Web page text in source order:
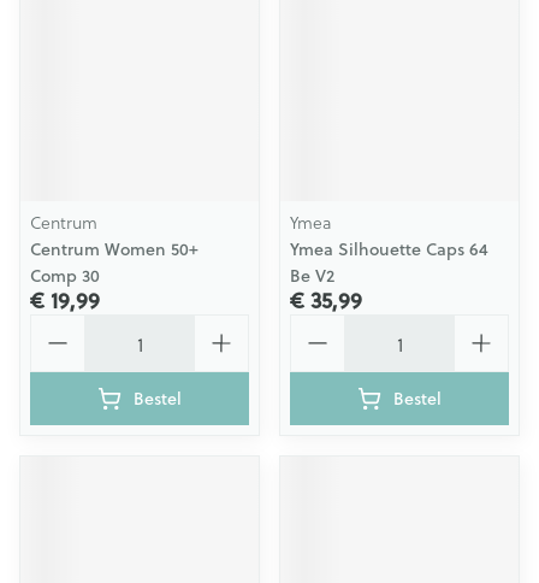
Centrum
Centrum Women 50+
Comp 30
€ 19,99
Bestel
Ymea
Ymea Silhouette Caps 64
Be V2
€ 35,99
Bestel